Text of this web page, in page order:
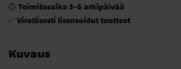
⏱️ Toimitusaika 3-6 arkipäivää
✅ Virallisesti lisensoidut tuotteet
Kuvaus